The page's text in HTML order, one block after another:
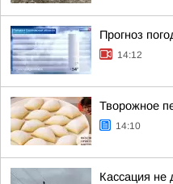
Прогноз
14:12
Творожное
14:10
Кассация